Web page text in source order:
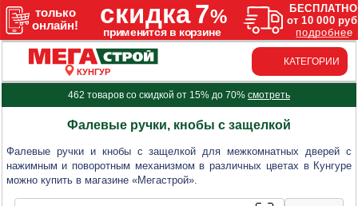
КУНГУР
КАТЕГОРИИ
462 товаров со скидкой от 15% до 70% смотреть
Фалевые ручки, кнобы с защелкой
Фалевые ручки и кнобы с защелкой для межкомнатных дверей с
нажимным и поворотным механизмом в различных цветах в Кунгуре
можно купить в магазине «Мегастрой».